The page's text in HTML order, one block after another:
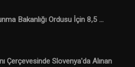
Bakanlığı Ordusu İçin 8,5 ...
Çerçevesinde Slovenya'da Alınan